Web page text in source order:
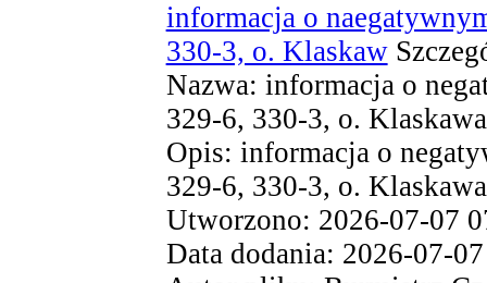
informacja o
330-3, o. Klaskaw
Nazwa: informacja o
329-6, 330-3, o.
Opis: informacja o
329-6, 330-3, o. Klaskawa
Utworzono: 2026-07-07
Data dodania: 2026-07-